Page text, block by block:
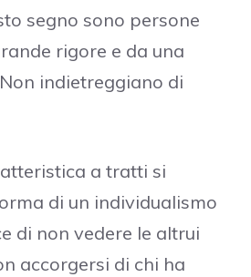
segno sono persone
rigore e da una
indietreggiano di
a tratti si
di un individualismo
di non vedere le altrui
accorgersi di chi ha